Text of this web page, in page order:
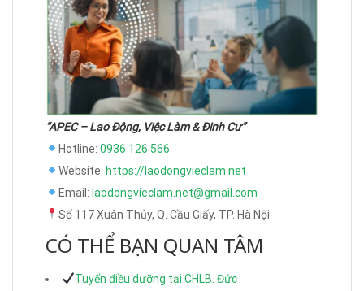
“APEC – Lao Động, Việc Làm & Định Cư”
Hotline: 0936 126 566
Website: https://laodongvieclam.net
Email: laodongvieclam.net@gmail.com
Số 117 Xuân Thủy, Q. Cầu Giấy, TP. Hà Nội
CÓ THỂ BẠN QUAN TÂM
Tuyển điều dưỡng tại CHLB. Đức